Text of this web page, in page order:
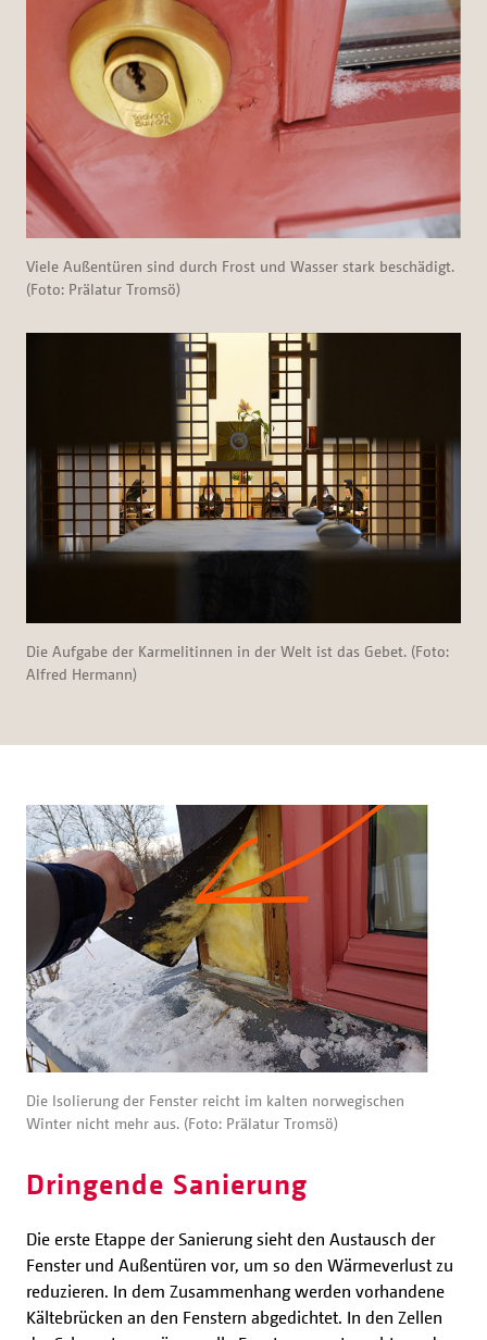
Viele Außentüren sind durch Frost und Wasser stark beschädigt.
(Foto: Prälatur Tromsö)
Die Aufgabe der Karmelitinnen in der Welt ist das Gebet. (Foto:
Alfred Hermann)
Die Isolierung der Fenster reicht im kalten norwegischen
Winter nicht mehr aus. (Foto: Prälatur Tromsö)
Dringende Sanierung
Die erste Etappe der Sanierung sieht den Austausch der
Fenster und Außentüren vor, um so den Wärmeverlust zu
reduzieren. In dem Zusammenhang werden vorhandene
Kältebrücken an den Fenstern abgedichtet. In den Zellen